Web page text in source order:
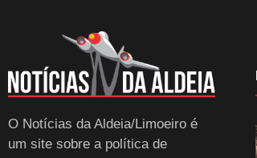
O Notícias da Aldeia/Limoeiro é
um site sobre a política de